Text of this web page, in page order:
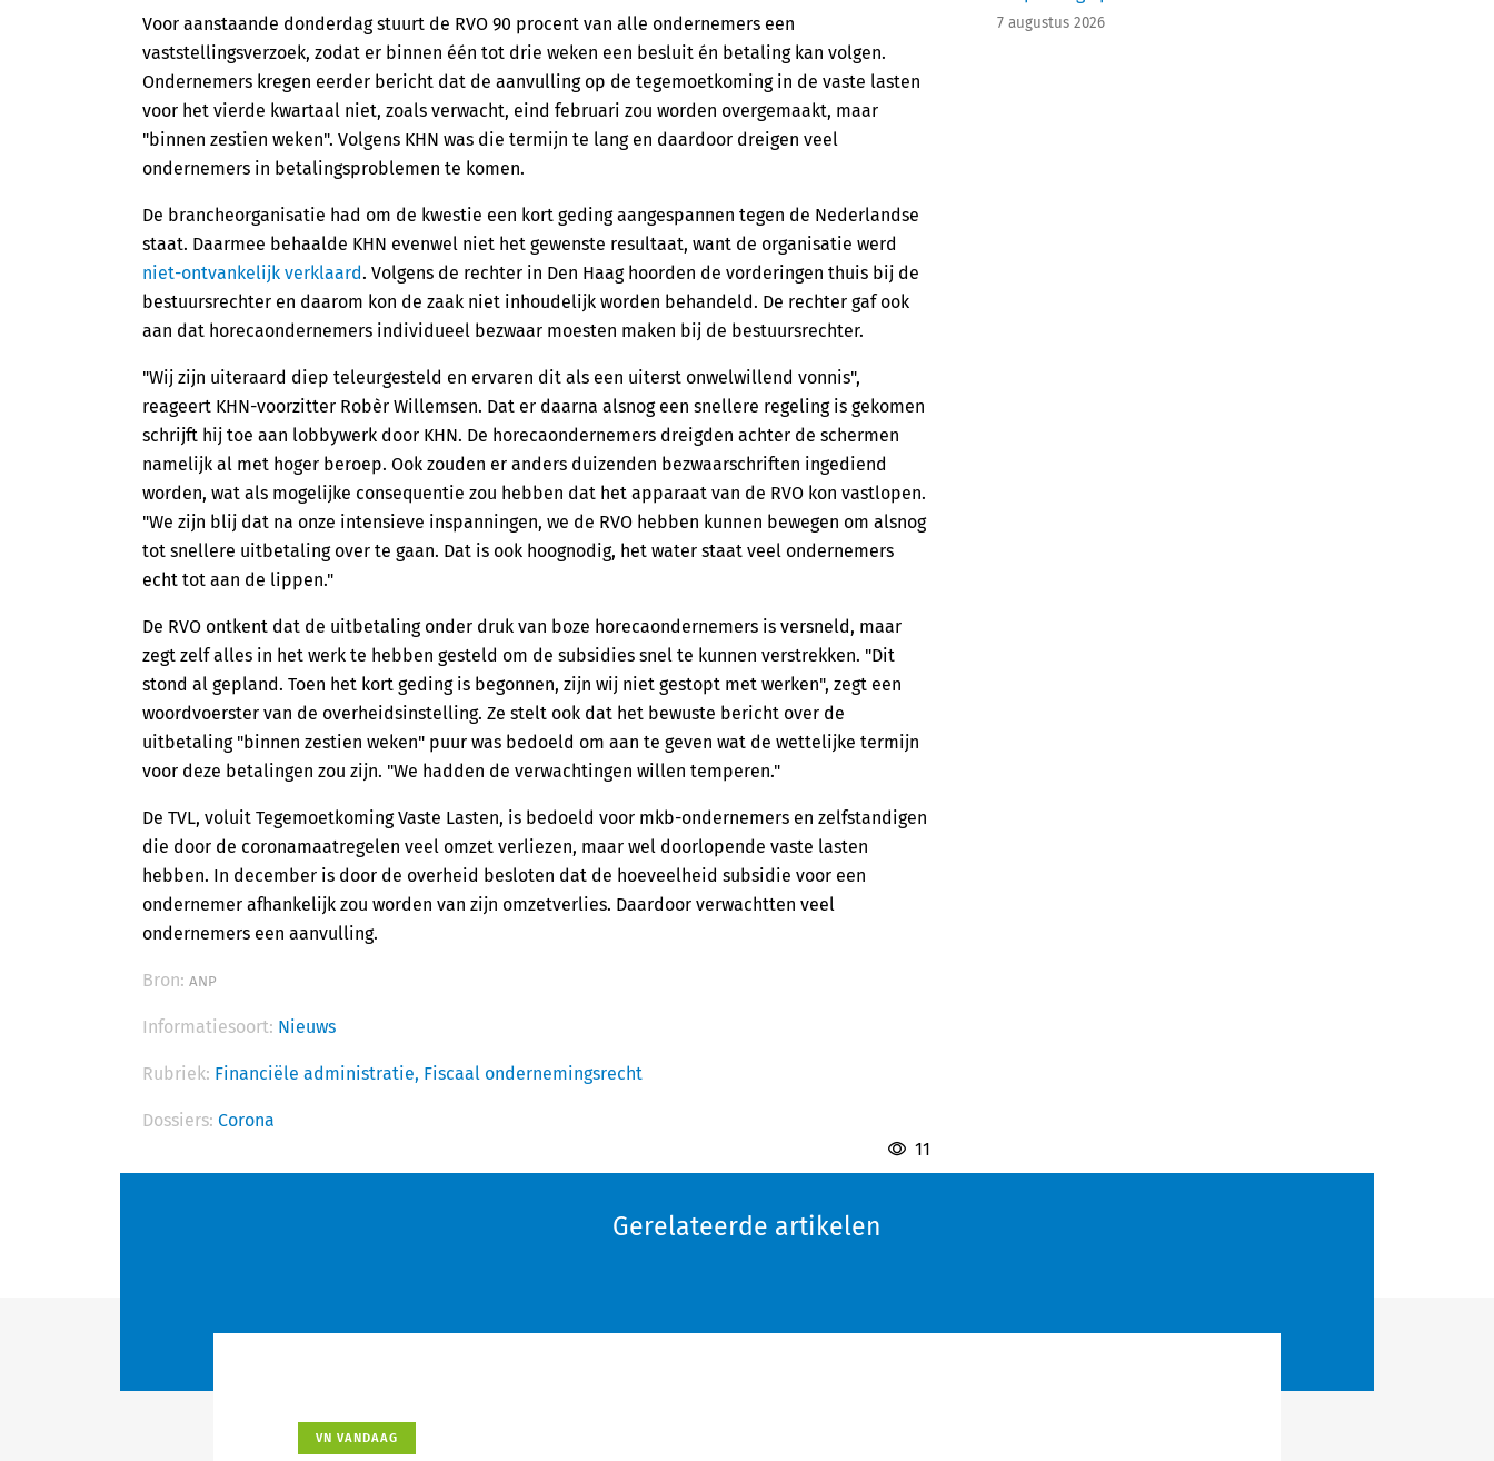
Voor aanstaande donderdag stuurt de RVO 90 procent van alle ondernemers een
vaststellingsverzoek, zodat er binnen één tot drie weken een besluit én betaling kan volgen.
Ondernemers kregen eerder bericht dat de aanvulling op de tegemoetkoming in de vaste lasten
voor het vierde kwartaal niet, zoals verwacht, eind februari zou worden overgemaakt, maar
"binnen zestien weken". Volgens KHN was die termijn te lang en daardoor dreigen veel
ondernemers in betalingsproblemen te komen.
De brancheorganisatie had om de kwestie een kort geding aangespannen tegen de Nederlandse
staat. Daarmee behaalde KHN evenwel niet het gewenste resultaat, want de organisatie werd
niet-ontvankelijk verklaard. Volgens de rechter in Den Haag hoorden de vorderingen thuis bij de
bestuursrechter en daarom kon de zaak niet inhoudelijk worden behandeld. De rechter gaf ook
aan dat horecaondernemers individueel bezwaar moesten maken bij de bestuursrechter.
"Wij zijn uiteraard diep teleurgesteld en ervaren dit als een uiterst onwelwillend vonnis",
reageert KHN-voorzitter Robèr Willemsen. Dat er daarna alsnog een snellere regeling is gekomen
schrijft hij toe aan lobbywerk door KHN. De horecaondernemers dreigden achter de schermen
namelijk al met hoger beroep. Ook zouden er anders duizenden bezwaarschriften ingediend
worden, wat als mogelijke consequentie zou hebben dat het apparaat van de RVO kon vastlopen.
"We zijn blij dat na onze intensieve inspanningen, we de RVO hebben kunnen bewegen om alsnog
tot snellere uitbetaling over te gaan. Dat is ook hoognodig, het water staat veel ondernemers
echt tot aan de lippen."
De RVO ontkent dat de uitbetaling onder druk van boze horecaondernemers is versneld, maar
zegt zelf alles in het werk te hebben gesteld om de subsidies snel te kunnen verstrekken. "Dit
stond al gepland. Toen het kort geding is begonnen, zijn wij niet gestopt met werken", zegt een
woordvoerster van de overheidsinstelling. Ze stelt ook dat het bewuste bericht over de
uitbetaling "binnen zestien weken" puur was bedoeld om aan te geven wat de wettelijke termijn
voor deze betalingen zou zijn. "We hadden de verwachtingen willen temperen."
De TVL, voluit Tegemoetkoming Vaste Lasten, is bedoeld voor mkb-ondernemers en zelfstandigen
die door de coronamaatregelen veel omzet verliezen, maar wel doorlopende vaste lasten
hebben. In december is door de overheid besloten dat de hoeveelheid subsidie voor een
ondernemer afhankelijk zou worden van zijn omzetverlies. Daardoor verwachtten veel
ondernemers een aanvulling.
Bron: ANP
Informatiesoort: Nieuws
Rubriek: Financiële administratie, Fiscaal ondernemingsrecht
Dossiers: Corona
11
7 augustus 2026
Gerelateerde artikelen
VN VANDAAG